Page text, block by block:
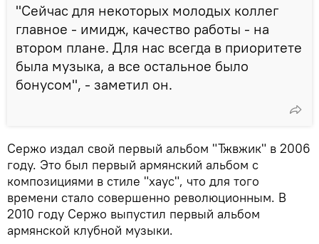
"Сейчас для некоторых молодых коллег
главное - имидж, качество работы - на
втором плане. Для нас всегда в приоритете
была музыка, а все остальное было
бонусом", - заметил он.
Сержо издал свой первый альбом "Тжвжик" в 2006
году. Это был первый армянский альбом с
композициями в стиле "хаус", что для того
времени стало совершенно революционным. В
2010 году Сержо выпустил первый альбом
армянской клубной музыки.